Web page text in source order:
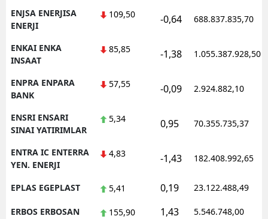
ENJSA ENERJISA
ENERJI
109,50 -0,64 688.837.835,70
ENKAI ENKA
INSAAT
85,85 -1,38 1.055.387.928,50
ENPRA ENPARA
BANK
57,55 -0,09 2.924.882,10
ENSRI ENSARI
SINAI YATIRIMLAR
5,34 0,95 70.355.735,37
ENTRA IC ENTERRA
YEN. ENERJI
4,83 -1,43 182.408.992,65
EPLAS EGEPLAST 5,41 0,19 23.122.488,49
ERBOS ERBOSAN 155,90 1,43 5.546.748,00